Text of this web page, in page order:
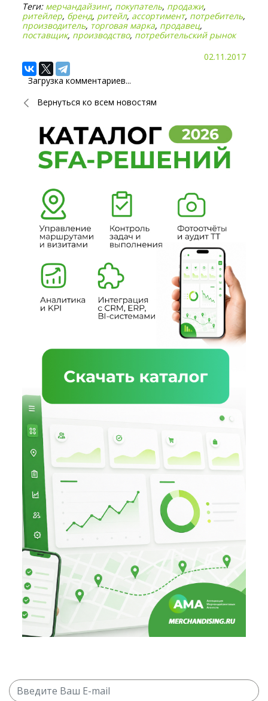
Теги: мерчандайзинг, покупатель, продажи,
ритейлер, бренд, ритейл,ассортимент, потребитель,
производитель, торговая марка, продавец,
поставщик, производство, потребительский рынок
02.11.2017
Загрузка комментариев...
Вернуться ко всем новостям